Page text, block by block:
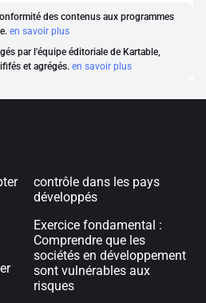
des contenus aux programmes
en savoir plus
par l'équipe éditoriale de Kartable,
et agrégés. en savoir plus
contrôle dans les pays
développés
Exercice fondamental :
Comprendre que les
sociétés en développement
sont vulnérables aux
risques